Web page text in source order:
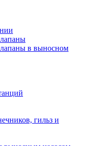
в выносном
гильз и